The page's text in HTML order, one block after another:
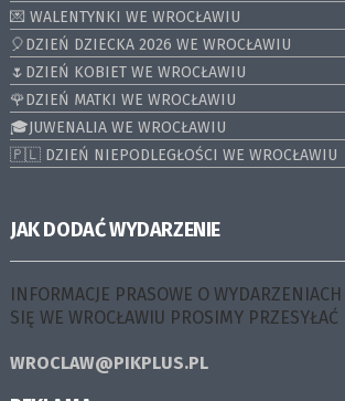
💌 WALENTYNKI WE WROCŁAWIU
🎈DZIEŃ DZIECKA 2026 WE WROCŁAWIU
🌷DZIEŃ KOBIET WE WROCŁAWIU
🌹DZIEŃ MATKI WE WROCŁAWIU
🎓JUWENALIA WE WROCŁAWIU
🇵🇱 DZIEŃ NIEPODLEGŁOŚCI WE WROCŁAWIU
JAK DODAĆ WYDARZENIE
INFORMACJE PRASOWE O WYDARZENIACH
SIĘ WE WROCŁAWIU PROSIMY PRZESYŁAĆ
WROCLAW@PIKPLUS.PL